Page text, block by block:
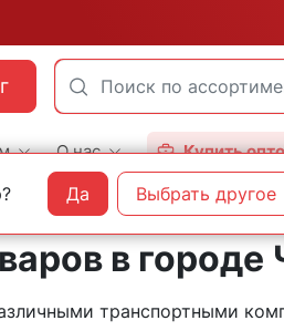
О нас Купить
в городе
транспортными
Да Выбрать другое